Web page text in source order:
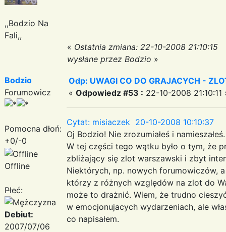
,,Bodzio Na
Fali,,
« Ostatnia zmiana: 22-10-2008 21:10:15
wysłane przez Bodzio »
Bodzio
Forumowicz
Pomocna dłoń:
+0/-0
Offline
Płeć:
Debiut:
2007/07/06
Odp: UWAGI CO DO GRAJACYCH -
« Odpowiedz #53 : 22-10-2008 21:10:11
Cytat: misiaczek 20-10-2008 10:10:37
Oj Bodzio! Nie zrozumiałeś i namieszałeś.
W tej części tego wątku było o tym, że
zbliżający się zlot warszawski i zbyt
Niektórych, np. nowych forumowiczów,
którzy z różnych względów na zlot do
może to drażnić. Wiem, że trudno
w emocjonujacych wydarzeniach, ale
co napisałem.